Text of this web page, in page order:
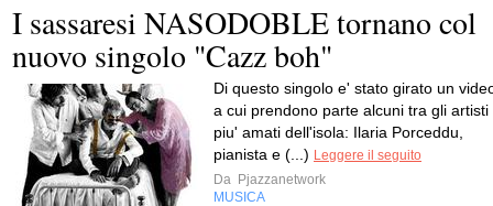
I sassaresi NASODOBLE tornano col
nuovo singolo "Cazz boh"
Di questo singolo e' stato girato un
a cui prendono parte alcuni tra gli artisti
piu' amati dell'isola: Ilaria Porceddu,
pianista e (...) Leggere il seguito
Da Pjazzanetwork
MUSICA